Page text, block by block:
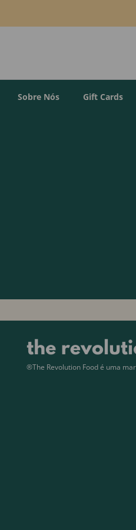
Sobre Nós Gift Cards
®The Revolution Food é uma